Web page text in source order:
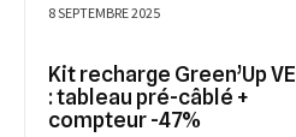
8 SEPTEMBRE 2025
Kit recharge Green’Up VE
: tableau pré-câblé +
compteur -47%